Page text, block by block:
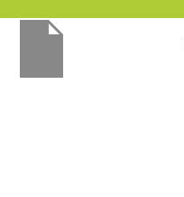
Перейти
содержимому